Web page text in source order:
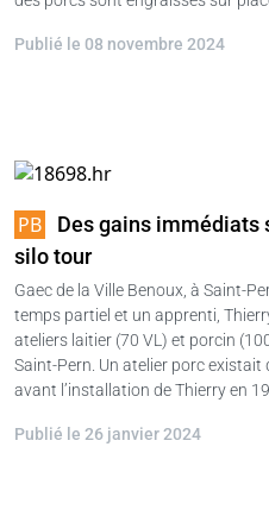
Publié le 08 novembre 2024
Des gains immédiats
silo tour
Gaec de la Ville Benoux, à Saint-
temps partiel et un apprenti,
ateliers laitier (70 VL) et porcin
Saint-Pern. Un atelier porc
avant l’installation de Thierry en
Publié le 26 janvier 2024